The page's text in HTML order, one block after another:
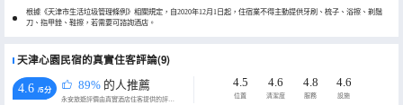
根據《天津市生活垃圾管理條例》相關規定，自2020年12月1日起，住宿業不得主動提供牙刷、梳子、浴擦、剃鬚
刀、指甲銼、鞋擦，若需要可諮詢酒店。
天津心園民宿的真實住客評論(9)
4.6 /5分 89% 的人推薦
永安旅遊評價由真實酒店住客提供的評價。
4.5
位置
4.6
清潔度
4.8
服務
4.6
設施